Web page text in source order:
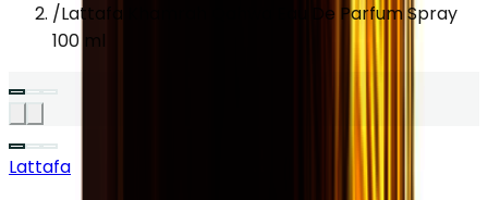
/Lattafa Khamrah Qahwa Eau De Parfum Spray
100 ml
Lattafa